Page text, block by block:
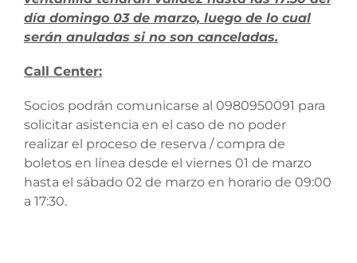
día domingo 03 de marzo, luego de lo cual
serán anuladas si no son canceladas.
Call Center:
Socios podrán comunicarse al 0980950091 para
solicitar asistencia en el caso de no poder
realizar el proceso de reserva / compra de
boletos en línea desde el viernes 01 de marzo
hasta el sábado 02 de marzo en horario de 09:00
a 17:30.